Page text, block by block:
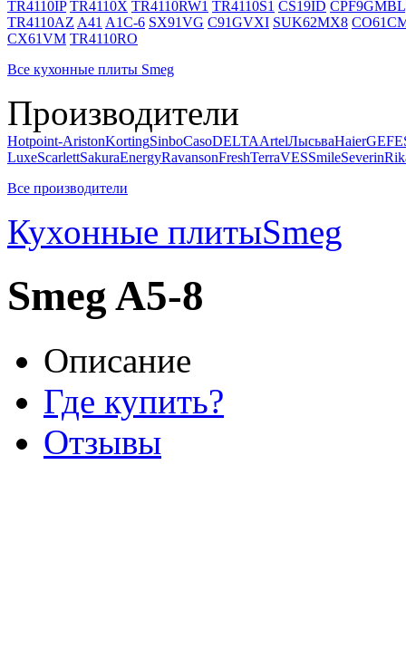
TR4110IP TR4110X TR4110RW1 TR4110S1 CS19ID CPF9GMBL
TR4110AZ A41 A1C-6 SX91VG C91GVXI SUK62MX8
CX61VM TR4110RO
Все кухонные плиты Smeg
Производители
Hotpoint-AristonKortingSinboCasoDELTAArtelЛысьваHaier
LuxeScarlettSakuraEnergyRavansonFreshTerraVESSmileSeverin
Все производители
Кухонные плитыSmeg
Smeg A5-8
Описание
Где купить?
Отзывы